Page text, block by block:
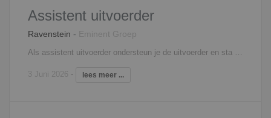
Assistent uitvoerder
Ravenstein - Eminent Groep
Als assistent uitvoerder ondersteun je de uitvoerder en sta je dicht op de uitvoering van een (deel)project. Een greep uit het takenpakket: Overleg met (hoofd)uitvoerder Coördinatie van planning Administratieve taken overnemen van uitvoerder Sparren en overleg met werkvoorbereiding Bouwplaatsinrichting, inkoop, afroepen materiaal en materieel Meer- en minder werkcontrole/ onderhandeling Coördinatie bouwplaats, aansturen medewerkers en onderaannemers Kwaliteitscontrole en V&G controle Aandragen bouwmethodieken Opleveren projecten Interesse? Neem contact op met Filip Martens, 06 - 18 25 71 31,
3 Juni 2026 - lees meer ...